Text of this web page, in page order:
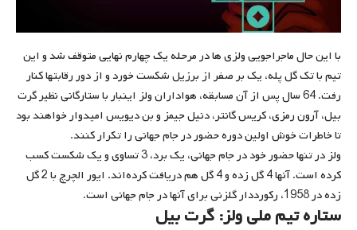
با این حال ماجراجویی ولزی ها در مرحله یک چهارم نهایی متوقف شد و این
تیم با تک گل پله، یک بر صفر از برزیل شکست خورد و از دور رقابتها کنار
رفت. 64 سال پس از آن مسابقه، هواداران ولز اینبار با ستارگانی نظیر گرت
بیل، آرون رمزی، کریس گانتر، دنیل جیمز و بن دیویس امیدوار خواهند بود
تا خاطرات خوش اولین دوره حضور در جام جهانی را تکرار کنند.
ولز در تنها حضور خود در جام جهانی، یک برد، 3 تساوی و یک شکست کسب
کرده است. آنها 4 گل زده و 4 گل هم دریافت کرده‌اند. ایور الچرچ با 2 گل
زده در 1958، رکورددار گلزنی برای آنها در جام جهانی است.
ستارهتیم ملی ولز: گرت بیل